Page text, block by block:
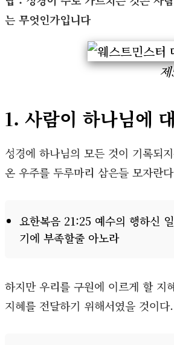
는 무엇인가입니다
제
1. 사람이 하나님에
성경에 하나님의 모든 것이 기록되
온 우주를 두루마리 삼은들 모자란
요한복음 21:25 예수의 행하신
기에 부족할줄 아노라
하지만 우리를 구원에 이르게 할 지
지혜를 전달하기 위해서였을 것이다.